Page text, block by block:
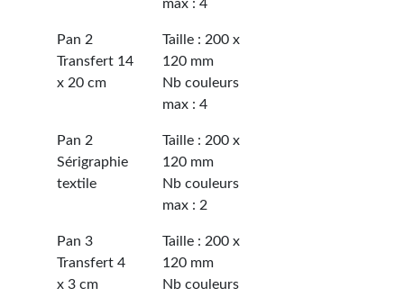
max : 4
Pan 2
Transfert 14
x 20 cm
Taille : 200 x
120 mm
Nb couleurs
max : 4
Pan 2
Sérigraphie
textile
Taille : 200 x
120 mm
Nb couleurs
max : 2
Pan 3
Transfert 4
x 3 cm
Taille : 200 x
120 mm
Nb couleurs